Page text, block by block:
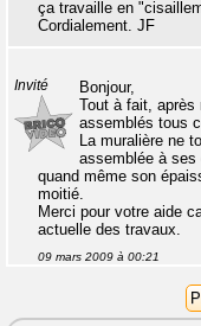
ça travaille en
Cordialement. JF
Invité
Bonjour,
Tout à fait,
assemblés tous
La muralière ne
assemblée à ses
quand même son
moitié.
Merci pour votre aide
actuelle des travaux.
09 mars 2009 à 00:21